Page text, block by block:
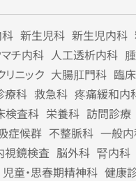
新生児科 新生児内科
マチ内科 人工透析内科
リニック 大腸肛門科 臨
療科 救急科 疼痛緩和内
検査科 栄養科 訪問診療
症候群 不整脈科 一般
視鏡検査 脳外科 腎内科
児童・思春期精神科 健康